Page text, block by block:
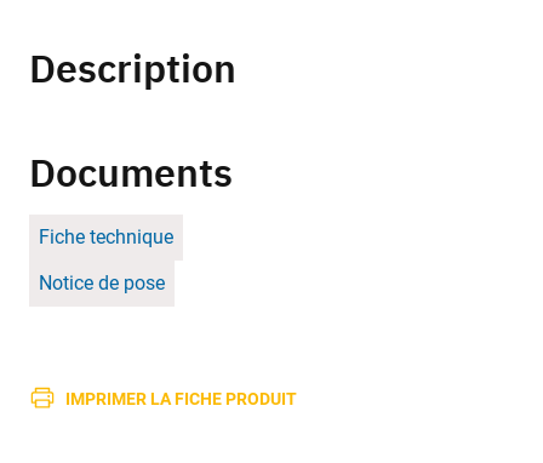
Description
Documents
Fiche technique
Notice de pose
IMPRIMER LA FICHE PRODUIT